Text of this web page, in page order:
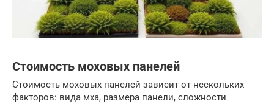
Стоимость моховых панелей
Стоимость моховых панелей зависит от нескольких
факторов: вида мха, размера панели, сложности